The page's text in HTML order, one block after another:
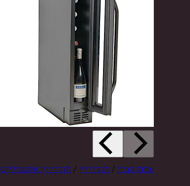
עמוד הבית /מקררי יין /מקררי יין אינטגרליים